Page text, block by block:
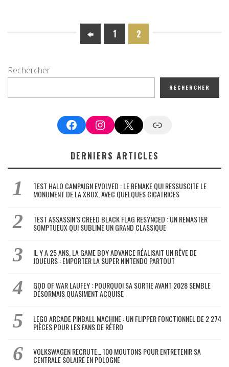
1 2
Rechercher
RECHERCHER
FacebookInstagram
X Google News
DERNIERS ARTICLES
TEST HALO CAMPAIGN EVOLVED : LE REMAKE QUI RESSUSCITE LE
MONUMENT DE LA XBOX, AVEC QUELQUES CICATRICES
TEST ASSASSIN’S CREED BLACK FLAG RESYNCED : UN REMASTER
SOMPTUEUX QUI SUBLIME UN GRAND CLASSIQUE
IL Y A 25 ANS, LA GAME BOY ADVANCE RÉALISAIT UN RÊVE DE
JOUEURS : EMPORTER LA SUPER NINTENDO PARTOUT
GOD OF WAR LAUFEY : POURQUOI SA SORTIE AVANT 2028 SEMBLE
DÉSORMAIS QUASIMENT ACQUISE
LEGO ARCADE PINBALL MACHINE : UN FLIPPER FONCTIONNEL DE 2 274
PIÈCES POUR LES FANS DE RÉTRO
VOLKSWAGEN RECRUTE… 100 MOUTONS POUR ENTRETENIR SA
CENTRALE SOLAIRE EN POLOGNE